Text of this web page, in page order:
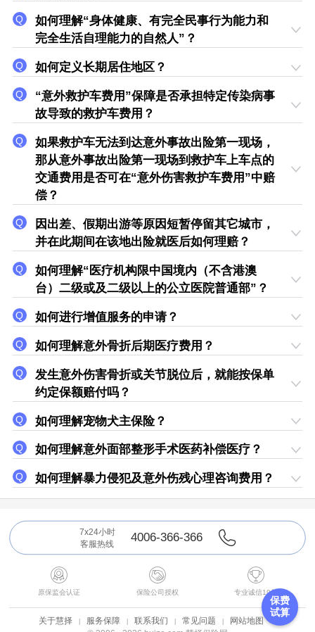
如何理解“身体健康、有完全民事行为能力和
完全生活自理能力的自然人”？
如何定义长期居住地区？
“意外救护车费用”保障是否承担特定传染病事
故导致的救护车费用？
如果救护车无法到达意外事故出险第一现场，
那从意外事故出险第一现场到救护车上车点的
交通费用是否可在“意外伤害救护车费用”中赔
偿？
因出差、假期出游等原因短暂停留其它城市，
并在此期间在该地出险就医后如何理赔？
如何理解“医疗机构限中国境内（不含港澳
台）二级或及二级以上的公立医院普通部”？
如何进行增值服务的申请？
如何理解意外骨折后期医疗费用？
发生意外伤害骨折或关节脱位后，就能按保单
约定保额赔付吗？
如何理解宠物犬主保险？
如何理解意外面部整形手术医药补偿医疗？
如何理解暴力侵犯及意外伤残心理咨询费用？
7x24小时
客服热线
4006-366-366

原保监会认证

保险公司授权

专业诚信19年
关于慧择 服务保障 联系我们 常见问题 网站地图
保费
试算